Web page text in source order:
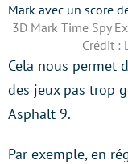
3D Mark Time Spy
Crédit :
Cela nous permet
des jeux pas trop
Asphalt 9.
Par exemple, en